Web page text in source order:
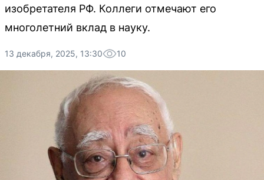
изобретателя РФ. Коллеги отмечают его
многолетний вклад в науку.
13 декабря, 2025, 13:30 10